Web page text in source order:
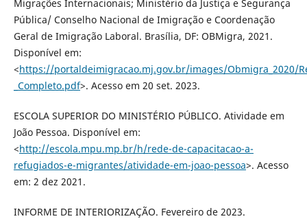
Migrações Internacionais; Ministério da Justiça e Segurança
Pública/ Conselho Nacional de Imigração e Coordenação
Geral de Imigração Laboral. Brasília, DF: OBMigra, 2021.
Disponível em:
<https://portaldeimigracao.mj.gov.br/images/Obmigra_2020/
_Completo.pdf>. Acesso em 20 set. 2023.
ESCOLA SUPERIOR DO MINISTÉRIO PÚBLICO. Atividade em
João Pessoa. Disponível em:
<http://escola.mpu.mp.br/h/rede-de-capacitacao-a-
refugiados-e-migrantes/atividade-em-joao-pessoa>. Acesso
em: 2 dez 2021.
INFORME DE INTERIORIZAÇÃO. Fevereiro de 2023.